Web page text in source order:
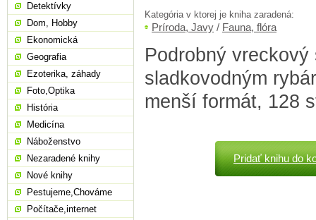
Kategória v ktorej je kniha zaradená:
Príroda, Javy / Fauna, flóra
Podrobný vreckový
sladkovodným
menší formát, 128
Pridať knihu do
Detektívky
Dom, Hobby
Ekonomická
Geografia
Ezoterika, záhady
Foto,Optika
História
Medicína
Náboženstvo
Nezaradené knihy
Nové knihy
Pestujeme,Chováme
Počítače,internet